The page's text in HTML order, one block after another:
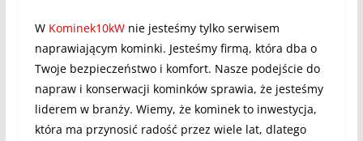
W Kominek10kWnie jesteśmy tylko serwisem
naprawiającym kominki. Jesteśmy firmą, która dba o
Twoje bezpieczeństwo i komfort. Nasze podejście do
napraw i konserwacji kominków sprawia, że jesteśmy
liderem w branży. Wiemy, że kominek to inwestycja,
która ma przynosić radość przez wiele lat, dlatego